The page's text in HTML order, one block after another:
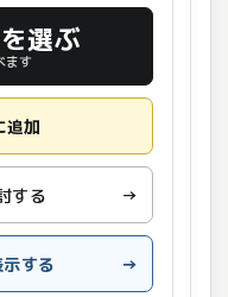
選ぶ
ます
追加
する →
する →